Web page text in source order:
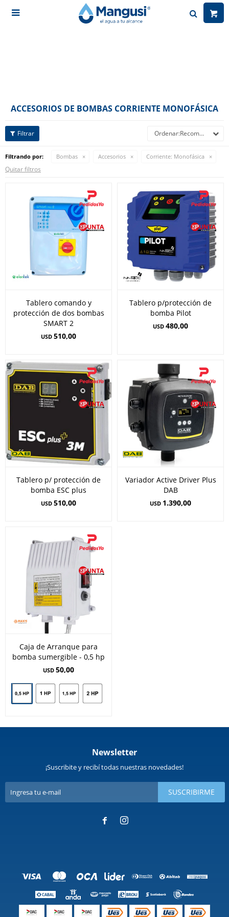

ACCESORIOS DE BOMBAS CORRIENTE MONOFÁSICA
Recomendados
Filtrando por: Bombas Accesorios Corriente: Monofásica
Quitar filtros
Tablero comando y
protección de dos bombas
SMART 2
USD 510,00
Tablero p/protección de
bomba Pilot
USD 480,00
Tablero p/ protección de
bomba ESC plus
USD 510,00
Variador Active Driver Plus
DAB
USD 1.390,00
Caja de Arranque para
bomba sumergible - 0,5 hp
USD 50,00
Newsletter
¡Suscribite y recibí todas nuestras novedades!
SUSCRIBIRME
 